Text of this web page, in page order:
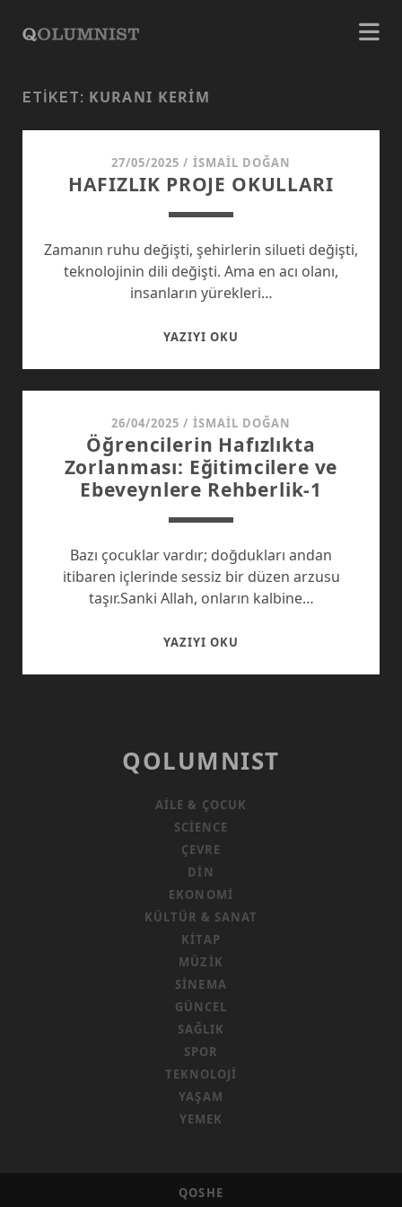
ETIKET: KURANI KERIM
27/05/2025 / İSMAIL DOĞAN
HAFIZLIK PROJE OKULLARI
Zamanın ruhu değişti, şehirlerin silueti değişti,
teknolojinin dili değişti. Ama en acı olanı,
insanların yürekleri…
YAZIYI OKU
26/04/2025 / İSMAIL DOĞAN
Öğrencilerin Hafızlıkta
Zorlanması: Eğitimcilere ve
Ebeveynlere Rehberlik-1
Bazı çocuklar vardır; doğdukları andan
itibaren içlerinde sessiz bir düzen arzusu
taşır.Sanki Allah, onların kalbine…
YAZIYI OKU
REHBERLIK-
QOLUMNIST
AILE & ÇOCUK
SCIENCE
ÇEVRE
DIN
EKONOMI
KÜLTÜR & SANAT
KITAP
MÜZIK
SINEMA
GÜNCEL
SAĞLIK
SPOR
TEKNOLOJI
YAŞAM
YEMEK
QOSHE